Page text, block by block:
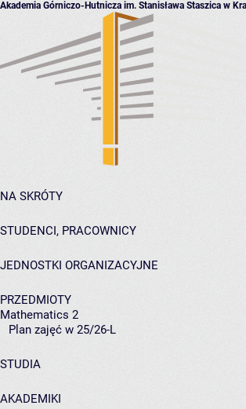
Akademia Górniczo-Hutnicza im. Stanisława Staszica w
NA SKRÓTY
STUDENCI, PRACOWNICY
JEDNOSTKI ORGANIZACYJNE
PRZEDMIOTY
Mathematics 2
Plan zajęć w 25/26-L
STUDIA
AKADEMIKI